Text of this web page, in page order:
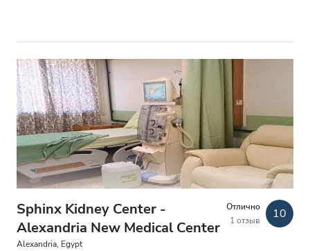
GHIC
Удобства
Напитки
Бесплатный Wi-Fi
Телевизоры
Бесплатный трансфер
Бесплатная парковка
Sphinx Kidney Center -
Alexandria New Medical Center
Alexandria, Egypt
Отлично
1 отзыв
10